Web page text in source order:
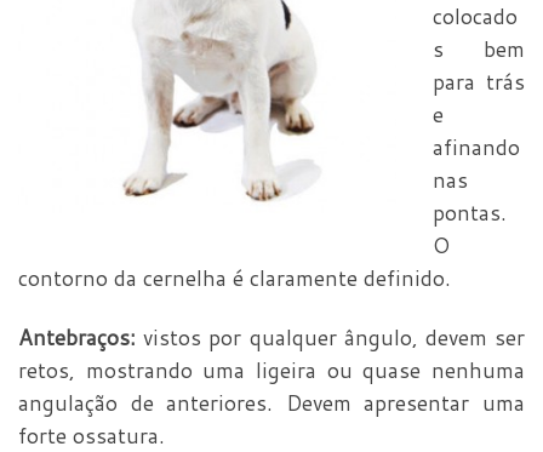
colocado
s bem
para trás
e
afinando
nas
pontas.
O
contorno da cernelha é claramente definido.
Antebraços: vistos por qualquer ângulo, devem ser
retos, mostrando uma ligeira ou quase nenhuma
angulação de anteriores. Devem apresentar uma
forte ossatura.